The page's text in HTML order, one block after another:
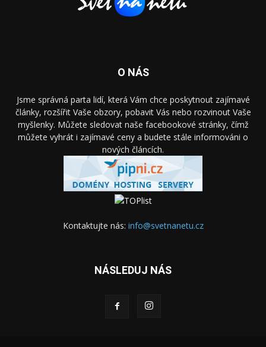
O NÁS
Jsme správná parta lidí, která Vám chce poskytnout zajímavé
články, rozšířit Vaše obzory, pobavit Vás nebo rozvinout Vaše
myšlenky. Můžete sledovat naše facebookové stránky, čímž
můžete vyhrát i zajímavé ceny a budete stále informováni o
nových článcích.
Kontaktujte nás: info@svetnanetu.cz
NÁSLEDUJ NÁS